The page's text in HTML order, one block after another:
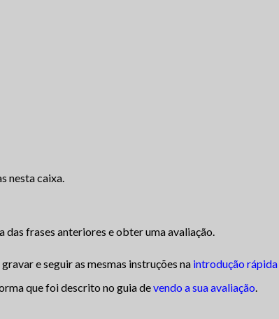
nesta caixa.
das frases anteriores e obter uma avaliação.
e seguir as mesmas instruções na introdução rápida
que foi descrito no guia devendo a sua avaliação